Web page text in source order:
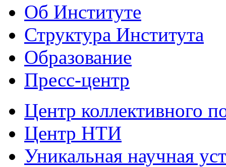
Об Институте
Структура Института
Образование
Пресс-центр
Центр коллективного
Центр НТИ
Уникальная научная